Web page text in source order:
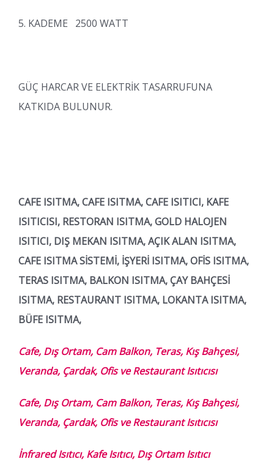
5. KADEME 2500 WATT
GÜÇ HARCAR VE ELEKTRİK TASARRUFUNA
KATKIDA BULUNUR.
CAFE ISITMA, CAFE ISITMA, CAFE ISITICI, KAFE
ISITICISI, RESTORAN ISITMA, GOLD HALOJEN
ISITICI, DIŞ MEKAN ISITMA, AÇIK ALAN ISITMA,
CAFE ISITMA SİSTEMİ, İŞYERİ ISITMA, OFİS ISITMA,
TERAS ISITMA, BALKON ISITMA, ÇAY BAHÇESİ
ISITMA, RESTAURANT ISITMA, LOKANTA ISITMA,
BÜFE ISITMA,
Cafe, Dış Ortam, Cam Balkon, Teras, Kış Bahçesi,
Veranda, Çardak, Ofis ve Restaurant Isıtıcısı
Cafe, Dış Ortam, Cam Balkon, Teras, Kış Bahçesi,
Veranda, Çardak, Ofis ve Restaurant Isıtıcısı
İnfrared Isıtıcı, Kafe Isıtıcı, Dış Ortam Isıtıcı